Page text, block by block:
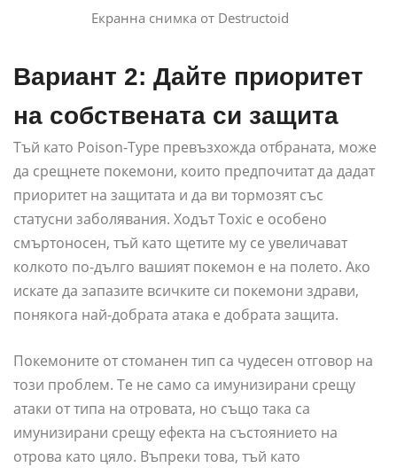
Екранна снимка от Destructoid
Вариант 2: Дайте приоритет
на собствената си защита
Тъй като Poison-Type превъзхожда отбраната, може
да срещнете покемони, които предпочитат да дадат
приоритет на защитата и да ви тормозят със
статусни заболявания. Ходът Toxic е особено
смъртоносен, тъй като щетите му се увеличават
колкото по-дълго вашият покемон е на полето. Ако
искате да запазите всичките си покемони здрави,
понякога най-добрата атака е добрата защита.
Покемоните от стоманен тип са чудесен отговор на
този проблем. Те не само са имунизирани срещу
атаки от типа на отровата, но също така са
имунизирани срещу ефекта на състоянието на
отрова като цяло. Въпреки това, тъй като